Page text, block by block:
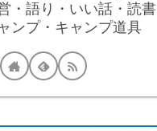
・語り・いい話・読書
ンプ・キャンプ道具